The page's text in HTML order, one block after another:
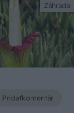
Záhrada
Pridaťkomentár